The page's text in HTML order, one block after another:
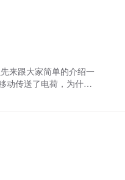
不同分解电压。 以上
来跟大家简单的介绍一
传送了电荷，为什么
是将它们溶于水或加